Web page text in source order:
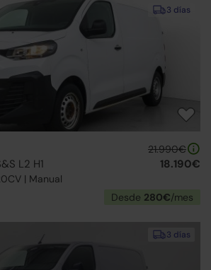
3 días
L2 H1
| Manual
21.990€
18.190€
Desde 280€/mes
3 días